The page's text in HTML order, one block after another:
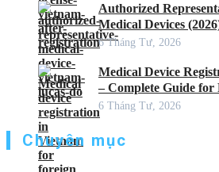
Authorized
Medical Devices
6 Tháng Tư, 2026
Medical Device
– Complete Guide
6 Tháng Tư, 2026
Chuyên mục